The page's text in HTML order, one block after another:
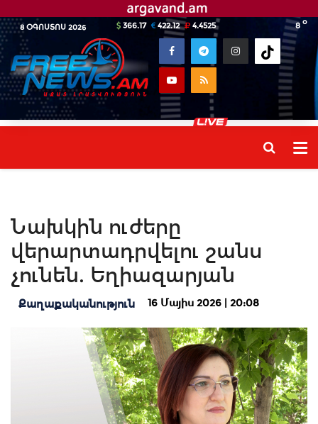
8 ՕԳՈՍՏՈՍ 2026 8 o
366.17 422.12 4.4525
Նախկին ուժերը
վերարտադրվելու շանս
չունեն. Եղիազարյան
Քաղաքականություն 16 Մայիս 2026 | 20:08